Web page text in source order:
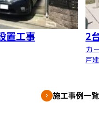
置工事 2
カ
戸
施工事例一